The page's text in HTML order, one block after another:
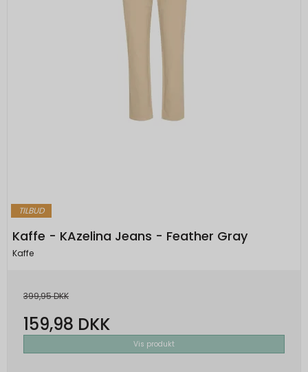
TILBUD
Kaffe - KAzelina Jeans - Feather Gray
Kaffe
399,95 DKK
159,98 DKK
Vis produkt